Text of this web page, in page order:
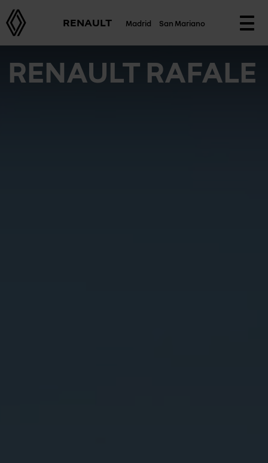
RENAULT Madrid San Mariano
RENAULT RAFALE